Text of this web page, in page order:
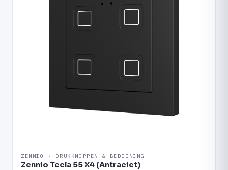
ZENNIO · DRUKKNOPPEN & BEDIENING
Zennio Tecla 55 X4 (Antraciet)